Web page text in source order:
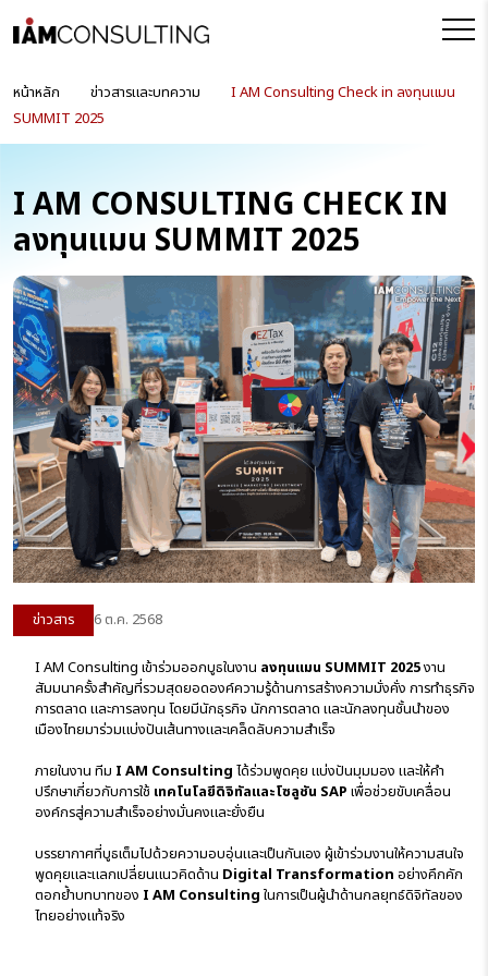
หน้าหลัก ข่าวสารและบทความ
I AM Consulting Check in ลงทุนแมน
SUMMIT 2025
I AM CONSULTING CHECK IN
ลงทุนแมน SUMMIT 2025
ข่าวสาร 6 ต.ค. 2568
I AM Consulting เข้าร่วมออกบูธในงาน ลงทุนแมน SUMMIT 2025งาน
สัมมนาครั้งสำคัญที่รวมสุดยอดองค์ความรู้ด้านการสร้างความมั่งคั่ง การทำธุรกิจ
การตลาด และการลงทุน โดยมีนักธุรกิจ นักการตลาด และนักลงทุนชั้นนำของ
เมืองไทยมาร่วมแบ่งปันเส้นทางและเคล็ดลับความสำเร็จ
ภายในงาน ทีม I AM Consulting ได้ร่วมพูดคุย แบ่งปันมุมมอง และให้คำ
ปรึกษาเกี่ยวกับการใช้ เทคโนโลยีดิจิทัลและโซลูชัน SAP เพื่อช่วยขับเคลื่อน
องค์กรสู่ความสำเร็จอย่างมั่นคงและยั่งยืน
บรรยากาศที่บูธเต็มไปด้วยความอบอุ่นและเป็นกันเอง ผู้เข้าร่วมงานให้ความสนใจ
พูดคุยและแลกเปลี่ยนแนวคิดด้าน Digital Transformation อย่างคึกคัก
ตอกย้ำบทบาทของ I AM Consulting ในการเป็นผู้นำด้านกลยุทธ์ดิจิทัลของ
ไทยอย่างแท้จริง